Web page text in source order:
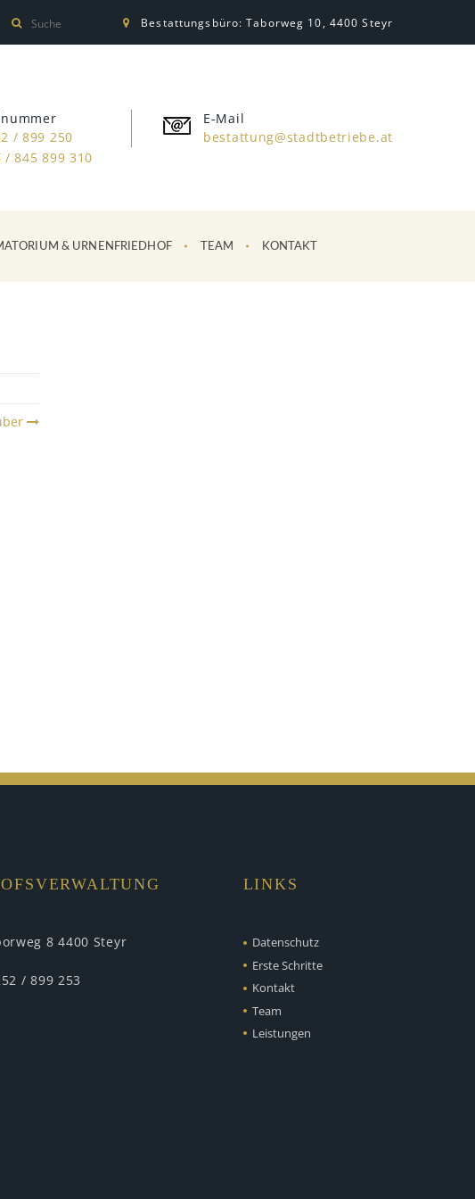
Bestattungsbüro: Taborweg 10, 4400 Steyr
/ 899 250
/ 845 899 310
E-Mail
bestattung@stadtbetriebe.at
& URNENFRIEDHOF TEAM KONTAKT
8 4400 Steyr
/ 899 253
LINKS
Datenschutz
Erste Schritte
Kontakt
Team
Leistungen